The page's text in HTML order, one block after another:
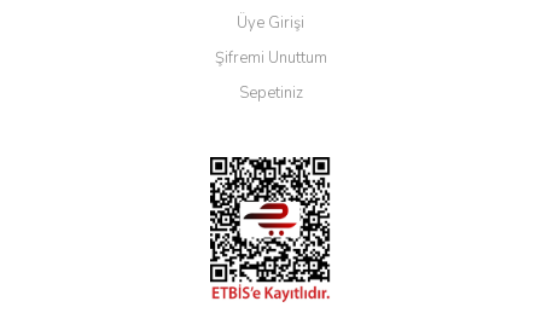
Üye Girişi
Şifremi Unuttum
Sepetiniz